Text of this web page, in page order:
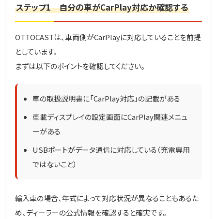
ステップ1｜自分の車がCarPlay対応か確認する
OTTOCASTは、車両側がCarPlayに対応していることを前提
としています。
まずは以下のポイントを確認してください。
車の取扱説明書に「CarPlay対応」の記載がある
車載ディスプレイの設定画面にCarPlay関連メニュ
ーがある
USBポートがデータ通信に対応している（充電専用
ではないこと）
輸入車の場合、年式によって対応状況が異なることもあるた
め、ディーラーの公式情報を確認すると確実です。